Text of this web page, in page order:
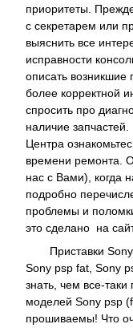
приоритеты.
с секретарем или
выяснить все
исправности
описать возникшие
более корректной
спросить про
наличие
Центра
времени ремонта.
нас с Вами), когда
подробно
проблемы и
это сделано на
Приставки
Sony psp fat, Sony
знать, чем все-
моделей Sony psp
прошиваемы! Что